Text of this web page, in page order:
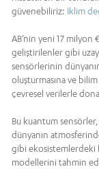
güvenebiliriz: İklim
AB’nin yeni 17 milyon
geliştirilenler gibi
sensörlerinin
oluşturmasına ve
çevresel verilerle
Bu kuantum
dünyanın
gibi ekosistemlerdeki
modellerini tahmin